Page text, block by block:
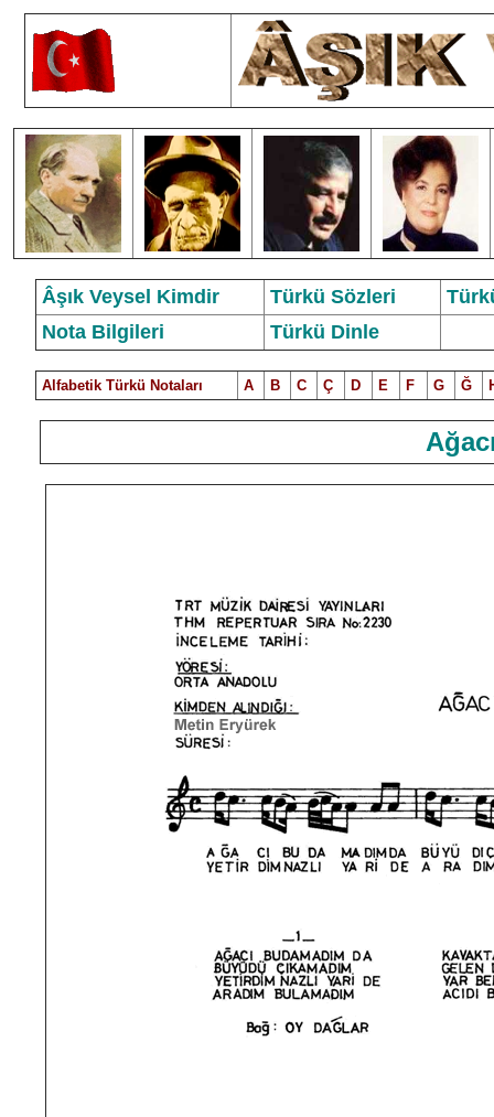
Âşık Veysel Kimdir Türkü Sözleri
Nota Bilgileri
Türkü Dinle
Alfabetik Türkü Notaları A B C Ç D E F G Ğ